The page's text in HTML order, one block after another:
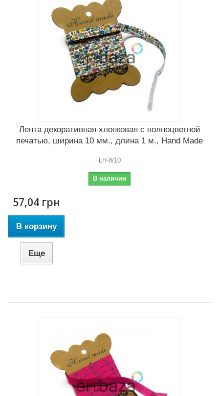
Лента декоративная хлопковая с полноцветной
печатью, ширина 10 мм., длина 1 м., Hand Made
LH-8/10
В наличии
57,04 грн
В корзину
Еще